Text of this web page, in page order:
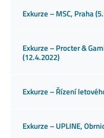
Exkurze – MSC, Praha
Exkurze – Procter &
(12.4.2022)
Exkurze – Řízení
Exkurze – UPLINE,